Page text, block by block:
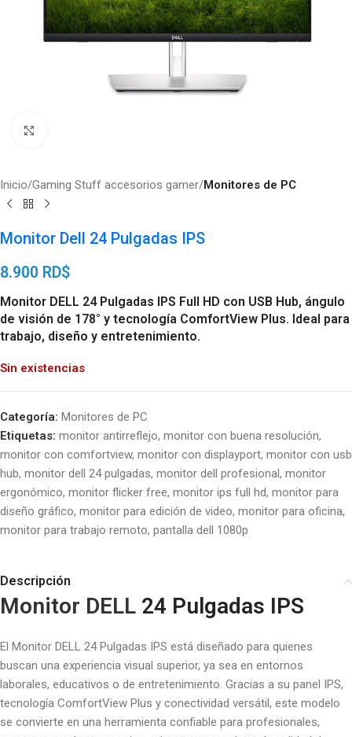
Inicio Gaming Stuff accesorios gamer Monitores de PC
Monitor Dell 24 Pulgadas IPS
8.900 RD$
Monitor DELL 24 Pulgadas IPS Full HD con USB Hub, ángulo
de visión de 178° y tecnología ComfortView Plus. Ideal para
trabajo, diseño y entretenimiento.
Sin existencias
Categoría: Monitores de PC
Etiquetas: monitor antirreflejo, monitor con buena resolución,
monitor con comfortview, monitor con displayport, monitor con usb
hub, monitor dell 24 pulgadas, monitor dell profesional, monitor
ergonómico, monitor flicker free, monitor ips full hd, monitor para
diseño gráfico, monitor para edición de video, monitor para oficina,
monitor para trabajo remoto, pantalla dell 1080p
Descripción
Monitor DELL 24 Pulgadas IPS
El Monitor DELL 24 Pulgadas IPS está diseñado para quienes
buscan una experiencia visual superior, ya sea en entornos
laborales, educativos o de entretenimiento. Gracias a su panel IPS,
tecnología ComfortView Plus y conectividad versátil, este modelo
se convierte en una herramienta confiable para profesionales,